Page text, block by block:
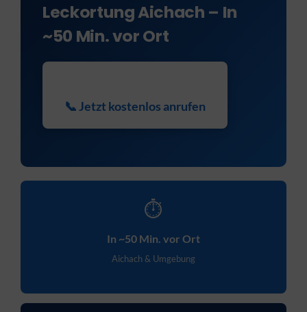
Leckortung Aichach – In
~50 Min. vor Ort
📞 Jetzt kostenlos anrufen
⏱
In ~50 Min. vor Ort
Aichach & Umgebung